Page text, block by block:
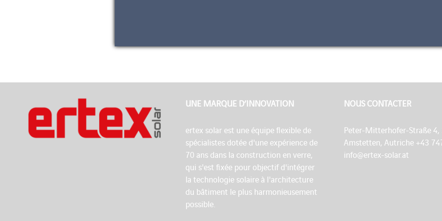
UNE MARQUE D’INNOVATION
ertex solar est une équipe flexible de
spécialistes dotée d'une expérience de
70 ans dans la construction en verre,
qui s'est fixée pour objectif d'intégrer
la technologie solaire à l'architecture
du bâtiment le plus harmonieusement
possible.
NOUS CONTACTER
Peter-Mitterhofer-Straße 4,
Amstetten, Autriche +43
info@ertex-solar.at